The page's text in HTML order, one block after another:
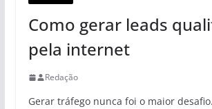
Como gerar leads
pela internet
Redação
Gerar tráfego nunca foi o maior